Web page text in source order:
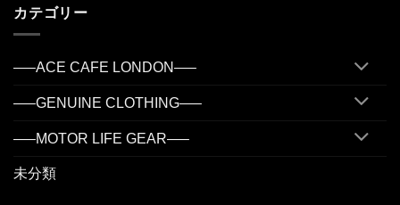
カテゴリー
—–ACE CAFE LONDON—–
—–GENUINE CLOTHING—–
—–MOTOR LIFE GEAR—–
未分類